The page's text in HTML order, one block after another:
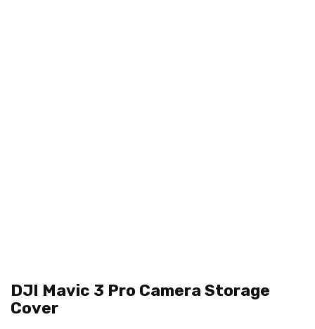
DJI Mavic 3 Pro Camera Storage
Cover